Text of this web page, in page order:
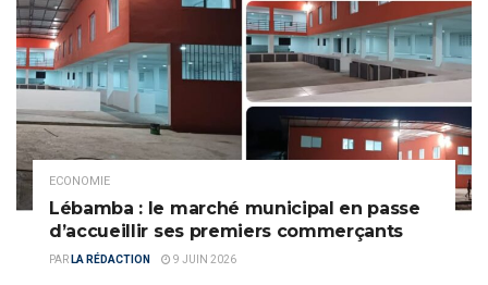
ECONOMIE
Lébamba : le marché municipal en passe
d’accueillir ses premiers commerçants
PAR LA RÉDACTION 9 JUIN 2026